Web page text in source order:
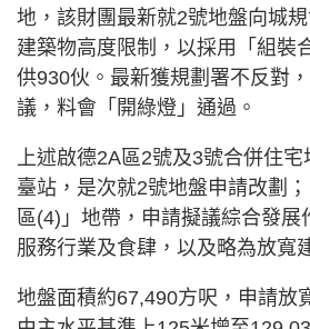
地，該財團最新就2號地盤向城
建築物高度限制，以採用「組裝
供930伙。最新獲規劃署不反對
議，料會「開綠燈」通過。
上述啟德2A區2號及3號合併住宅
臺站，是次就2號地盤申請改劃
區(4)」地帶，申請擬議綜合發展
服務行業及食肆，以及略為放寬
地盤面積約67,490方呎，申請放